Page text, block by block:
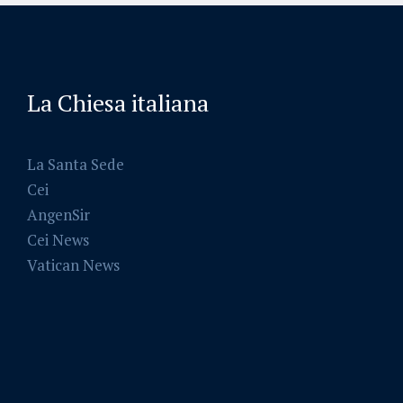
La Chiesa italiana
La Santa Sede
Cei
AngenSir
Cei News
Vatican News